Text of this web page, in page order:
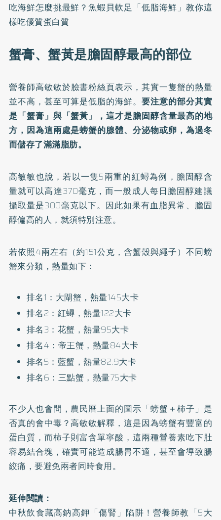
吃海鮮怎麼挑最鮮？魚蝦貝軟足「低脂海鮮」教你這
樣吃優質蛋白質
蟹膏、蟹黃是膽固醇最高的部位
營養師高敏敏於臉書粉絲頁表示，其實一隻蟹的熱量
並不高，甚至可算是低脂的海鮮。要注意的部分其實
是「蟹膏」與「蟹黃」，這才是膽固醇含量最高的地
方，因為這兩處是螃蟹的腺體、分泌物或卵，為過冬
而儲存了滿滿脂肪。
高敏敏也說，若以一隻5兩重的紅蟳為例，膽固醇含
量就可以高達370毫克，而一般成人每日膽固醇建議
攝取量是300毫克以下。因此如果有血脂異常、膽固
醇偏高的人，就須特別注意。
若依照4兩左右（約151公克，含蟹殼與繩子）不同螃
蟹來分類，熱量如下：
排名1：大閘蟹，熱量145大卡
排名2：紅蟳，熱量122大卡
排名3：花蟹，熱量95大卡
排名4：帝王蟹，熱量84大卡
排名5：藍蟹，熱量82.9大卡
排名6：三點蟹，熱量75大卡
不少人也會問，農民曆上面的圖示「螃蟹＋柿子」是
否真的會中毒？高敏敏解釋，這是因為螃蟹有豐富的
蛋白質，而柿子則富含單寧酸，這兩種營養素吃下肚
容易結合塊，確實可能造成腸胃不適，甚至會導致腸
絞痛，要避免兩者同時食用。
延伸閱讀：
中秋飲食藏高鈉高鉀「傷腎」陷阱！營養師教「5大